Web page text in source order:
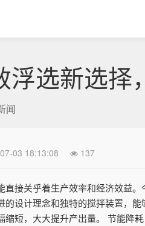
浮选新选择
闻
03 18:13:08 137
直接关乎着生产效率和经济效益
的设计理念和独特的搅拌装置，
缩短，大大提升产出量。 节能降